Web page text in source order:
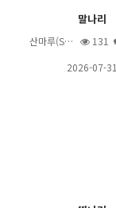
말나리
산마루(S… 131
2026-07-31